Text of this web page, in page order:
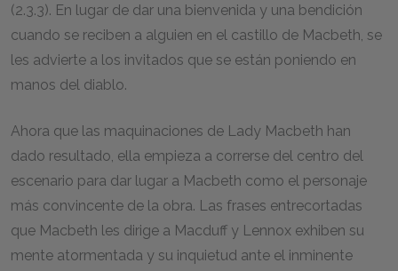
(2.3.3). En lugar de dar una bienvenida y una bendición
cuando se reciben a alguien en el castillo de Macbeth, se
les advierte a los invitados que se están poniendo en
manos del diablo.
Ahora que las maquinaciones de Lady Macbeth han
dado resultado, ella empieza a correrse del centro del
escenario para dar lugar a Macbeth como el personaje
más convincente de la obra. Las frases entrecortadas
que Macbeth les dirige a Macduff y Lennox exhiben su
mente atormentada y su inquietud ante el inminente